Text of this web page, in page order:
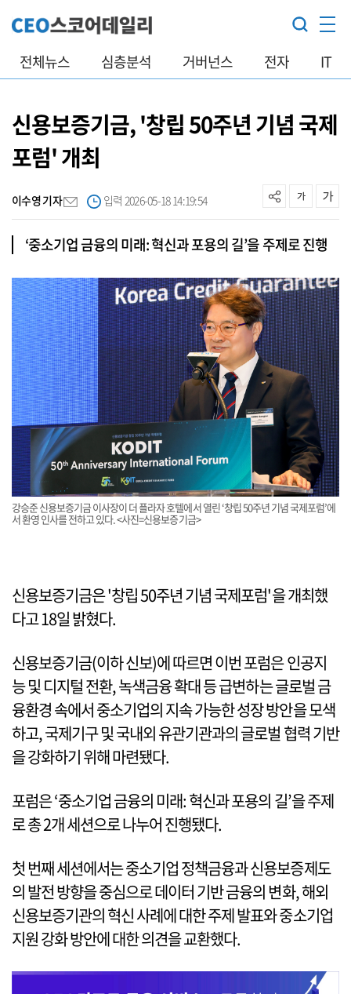
전체뉴스 심층분석 거버넌스 전자 IT
신용보증기금, '창립 50주년 기념 국제
포럼' 개최
이수영 기자 입력 2026-05-18 14:19:54
‘중소기업 금융의 미래: 혁신과 포용의 길’을 주제로 진행
강승준 신용보증기금 이사장이 더 플라자 호텔에서 열린 ‘창립 50주년 기념 국제포럼’에
서 환영 인사를 전하고 있다. <사진=신용보증기금>
신용보증기금은 '창립 50주년 기념 국제포럼'을 개최했
다고 18일 밝혔다.
신용보증기금(이하 신보)에 따르면 이번 포럼은 인공지
능 및 디지털 전환, 녹색금융 확대 등 급변하는 글로벌 금
융환경 속에서 중소기업의 지속 가능한 성장 방안을 모색
하고, 국제기구 및 국내외 유관기관과의 글로벌 협력 기반
을 강화하기 위해 마련됐다.
포럼은 ‘중소기업 금융의 미래: 혁신과 포용의 길’을 주제
로 총 2개 세션으로 나누어 진행됐다.
첫 번째 세션에서는 중소기업 정책금융과 신용보증제도
의 발전 방향을 중심으로 데이터 기반 금융의 변화, 해외
신용보증기관의 혁신 사례에 대한 주제 발표와 중소기업
지원 강화 방안에 대한 의견을 교환했다.